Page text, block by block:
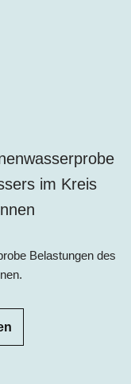
im Kreis
Belastungen des